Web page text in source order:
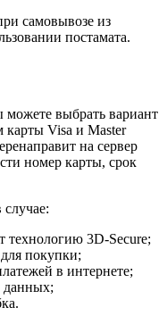
самовывозе из
постамата.
выбрать вариант
Visa и Master
на сервер
номер карты, срок
технологию 3D-Secure;
для покупки;
в интернете;
данных;